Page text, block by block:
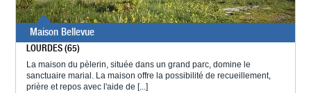
Maison Bellevue
LOURDES (65)
La maison du pèlerin, située dans un grand parc, domine le
sanctuaire marial. La maison offre la possibilité de recueillement,
prière et repos avec l'aide de [...]